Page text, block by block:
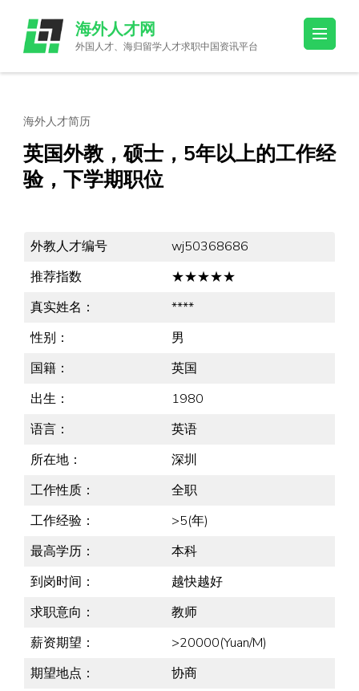
content
(Press
海外人才网
外国人才、海归留学人才求职中国资讯平台
海外人才简历
英国外教，硕士，5年以上的工作经
验，下学期职位
外教人才编号
wj50368686
推荐指数
★★★★★
真实姓名：
****
性别：
男
国籍：
英国
出生：
1980
语言：
英语
所在地：
深圳
工作性质：
全职
工作经验：
>5(年)
最高学历：
本科
到岗时间：
越快越好
求职意向：
教师
薪资期望：
>20000(Yuan/M)
期望地点：
协商